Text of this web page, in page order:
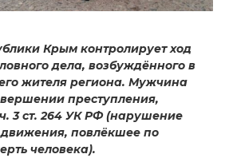
Крым контролирует ход
дела, возбуждённого в
жителя региона. Мужчина
преступления,
3 ст. 264 УК РФ (нарушение
повлёкшее по
человека).